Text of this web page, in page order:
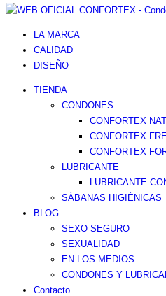
LA MARCA
CALIDAD
DISEÑO
TIENDA
CONDONES
CONFORTEX
CONFORTEX
CONFORTEX
LUBRICANTE
LUBRICANTE
SÁBANAS HIGIÉNICAS
BLOG
SEXO SEGURO
SEXUALIDAD
EN LOS MEDIOS
CONDONES Y
Contacto